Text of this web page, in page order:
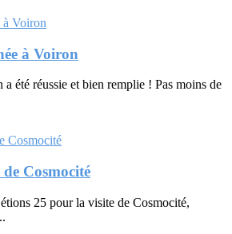
à Voiron
été réussie et bien remplie ! Pas moins de
Cosmocité
25 pour la visite de Cosmocité,